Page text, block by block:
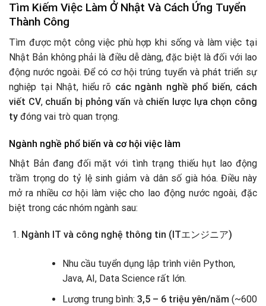
Tìm Kiếm Việc Làm Ở Nhật Và Cách Ứng Tuyển
Thành Công
Tìm được một công việc phù hợp khi sống và làm việc tại
Nhật Bản không phải là điều dễ dàng, đặc biệt là đối với lao
động nước ngoài. Để có cơ hội trúng tuyển và phát triển sự
nghiệp tại Nhật, hiểu rõ các ngành nghề phổ biến, cách
viết CV, chuẩn bị phỏng vấn và chiến lược lựa chọn công
ty đóng vai trò quan trọng.
Ngành nghề phổ biến và cơ hội việc làm
Nhật Bản đang đối mặt với tình trạng thiếu hụt lao động
trầm trọng do tỷ lệ sinh giảm và dân số già hóa. Điều này
mở ra nhiều cơ hội làm việc cho lao động nước ngoài, đặc
biệt trong các nhóm ngành sau:
Ngành IT và công nghệ thông tin (ITエンジニア)
Nhu cầu tuyển dụng lập trình viên Python,
Java, AI, Data Science rất lớn.
Lương trung bình: 3,5 – 6 triệu yên/năm(~600